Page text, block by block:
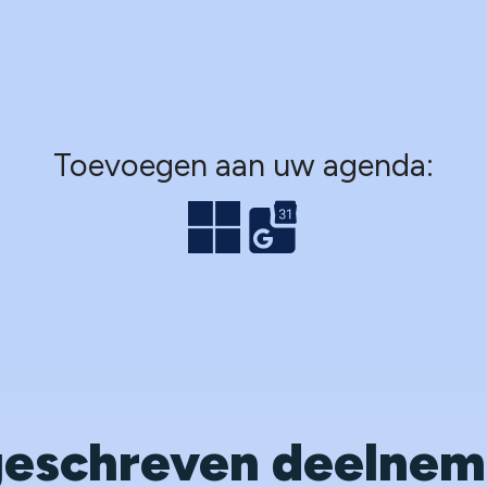
Toevoegen aan uw agenda: